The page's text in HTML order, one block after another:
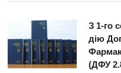
З 1-го
дію
(ДФУ